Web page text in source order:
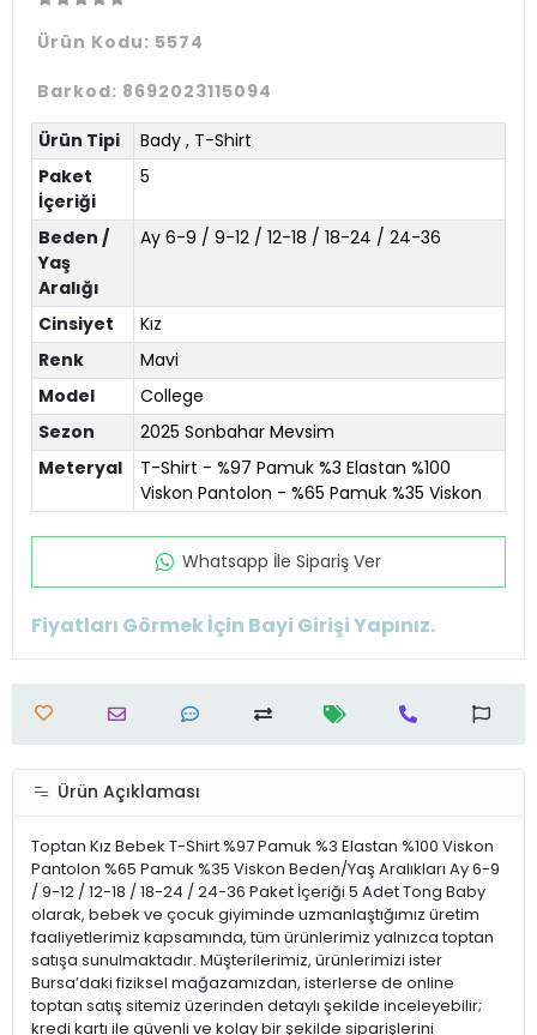
Ürün Kodu: 5574
Barkod: 8692023115094
Ürün Tipi Bady, T-Shirt
Paket
İçeriği
5
Beden /
Yaş
Aralığı
Ay 6-9 / 9-12 / 12-18 / 18-24 / 24-36
Cinsiyet
Kız
Renk
Mavi
Model
College
Sezon
2025 Sonbahar Mevsim
Meteryal
T-Shirt - %97 Pamuk %3 Elastan %100
Viskon Pantolon - %65 Pamuk %35 Viskon
Whatsapp İle Sipariş Ver
Fiyatları Görmek İçin Bayi Girişi Yapınız.
Ürün Açıklaması
Toptan Kız Bebek T-Shirt %97 Pamuk %3 Elastan %100 Viskon
Pantolon %65 Pamuk %35 Viskon Beden/Yaş Aralıkları Ay 6-9
/ 9-12 / 12-18 / 18-24 / 24-36 Paket İçeriği 5 Adet Tong Baby
olarak, bebek ve çocuk giyiminde uzmanlaştığımız üretim
faaliyetlerimiz kapsamında, tüm ürünlerimiz yalnızca toptan
satışa sunulmaktadır. Müşterilerimiz, ürünlerimizi ister
Bursa’daki fiziksel mağazamızdan, isterlerse de online
toptan satış sitemiz üzerinden detaylı şekilde inceleyebilir;
kredi kartı ile güvenli ve kolay bir şekilde siparişlerini